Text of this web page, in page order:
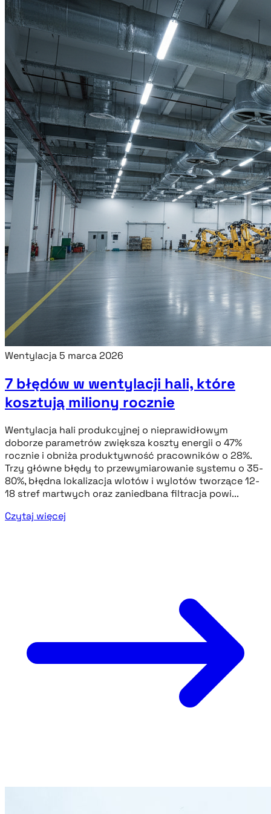
Wentylacja5 marca 2026
7 błędów w wentylacji hali, które
kosztują miliony rocznie
Wentylacja hali produkcyjnej o nieprawidłowym
doborze parametrów zwiększa koszty energii o 47%
rocznie i obniża produktywność pracowników o 28%.
Trzy główne błędy to przewymiarowanie systemu o 35-
80%, błędna lokalizacja wlotów i wylotów tworzące 12-
18 stref martwych oraz zaniedbana filtracja powi...
Czytaj więcej